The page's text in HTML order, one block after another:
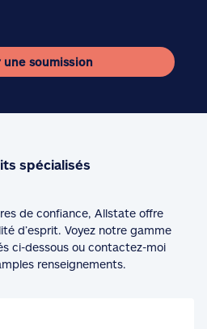
soumission
spécialisés
de confiance, Allstate offre
d’esprit. Voyez notre gamme
ci-dessous ou contactez-moi
renseignements.